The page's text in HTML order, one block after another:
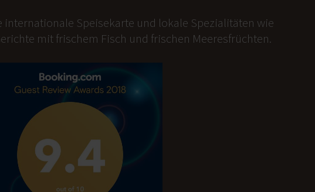
internationale Speisekarte und lokale Spezialitäten wie
mit frischem Fisch und frischen Meeresfrüchten.